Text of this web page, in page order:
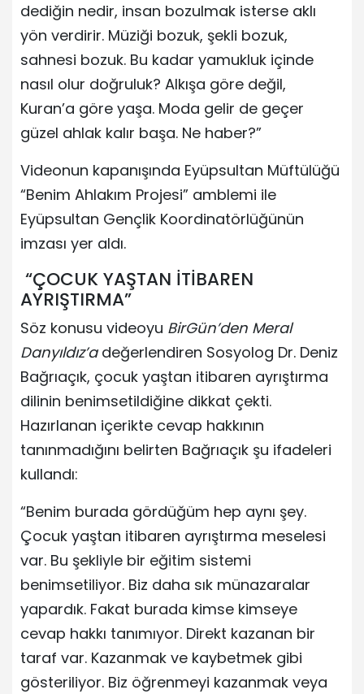
dediğin nedir, insan bozulmak isterse aklı
yön verdirir. Müziği bozuk, şekli bozuk,
sahnesi bozuk. Bu kadar yamukluk içinde
nasıl olur doğruluk? Alkışa göre değil,
Kuran’a göre yaşa. Moda gelir de geçer
güzel ahlak kalır başa. Ne haber?”
Videonun kapanışında Eyüpsultan Müftülüğü
“Benim Ahlakım Projesi” amblemi ile
Eyüpsultan Gençlik Koordinatörlüğünün
imzası yer aldı.
“ÇOCUK YAŞTAN İTİBAREN
AYRIŞTIRMA”
Söz konusu videoyu BirGün’den Meral
Danyıldız’adeğerlendiren Sosyolog Dr. Deniz
Bağrıaçık, çocuk yaştan itibaren ayrıştırma
dilinin benimsetildiğine dikkat çekti.
Hazırlanan içerikte cevap hakkının
tanınmadığını belirten Bağrıaçık şu ifadeleri
kullandı:
“Benim burada gördüğüm hep aynı şey.
Çocuk yaştan itibaren ayrıştırma meselesi
var. Bu şekliyle bir eğitim sistemi
benimsetiliyor. Biz daha sık münazaralar
yapardık. Fakat burada kimse kimseye
cevap hakkı tanımıyor. Direkt kazanan bir
taraf var. Kazanmak ve kaybetmek gibi
gösteriliyor. Biz öğrenmeyi kazanmak veya